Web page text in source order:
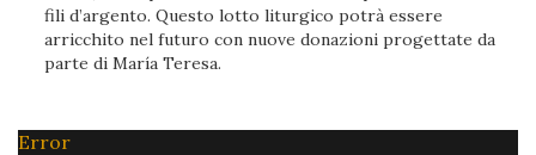
fili d’argento. Questo lotto liturgico potrà essere
arricchito nel futuro con nuove donazioni progettate da
parte di María Teresa.
Error